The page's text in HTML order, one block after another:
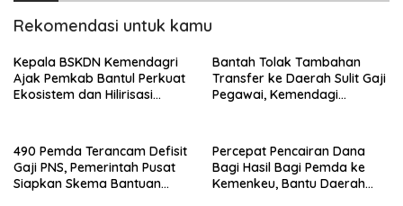
Rekomendasi untuk kamu
Kepala BSKDN Kemendagri
Ajak Pemkab Bantul Perkuat
Ekosistem dan Hilirisasi
Bantah Tolak Tambahan
Transfer ke Daerah Sulit Gaji
Pegawai, Kemendagi
490 Pemda Terancam Defisit
Gaji PNS, Pemerintah Pusat
Siapkan Skema Bantuan
Percepat Pencairan Dana
Bagi Hasil Bagi Pemda ke
Kemenkeu, Bantu Daerah